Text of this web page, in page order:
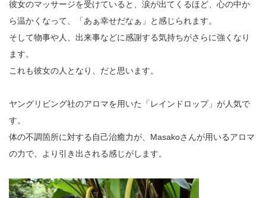
彼女のマッサージを受けていると、涙が出てくるほど、心の中か
ら温かくなって、「あぁ幸せだなぁ」と感じられます。
そして物事や人、出来事などに感謝する気持ちがさらに強くなり
ます。
これも彼女の人となり、だと思います。
ヤングリビング社のアロマを用いた「レインドロップ」が人気で
す。
体の不調箇所に対する自己治癒力が、Masakoさんが用いるアロマ
の力で、より引き出される感じがします。